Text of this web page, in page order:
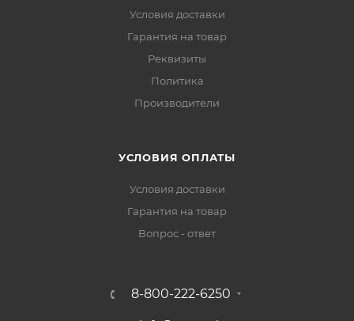
Условия доставки
Гарантия на товар
Реквизиты
Политика
Производители
УСЛОВИЯ ОПЛАТЫ
Условия доставки
Гарантия на товар
Вопрос - ответ
8-800-222-6250